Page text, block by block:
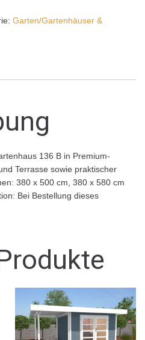
Garten/Gartenhäuser &
136 B in Premium-
Terrasse sowie praktischer
380 x 500 cm, 380 x 580 cm
Bei Bestellung dieses